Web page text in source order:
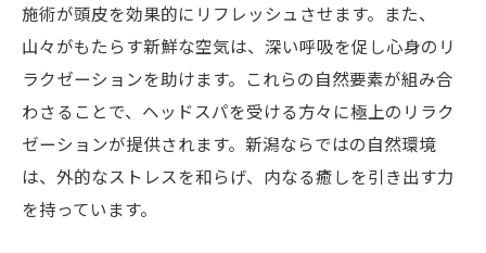
温泉水がもたらすリラクゼーション効果
新潟の温泉水が頭皮に与える恩恵
地元ハーブが香る新潟の贅沢なヘッドスパ
地元産ハーブで感じる香りの癒し
オーガニックハーブによる特別なトリート
メント
施術が頭皮を効果的にリフレッシュさせます。また、
山々がもたらす新鮮な空気は、深い呼吸を促し心身のリ
ラクゼーションを助けます。これらの自然要素が組み合
わさることで、ヘッドスパを受ける方々に極上のリラク
ゼーションが提供されます。新潟ならではの自然環境
は、外的なストレスを和らげ、内なる癒しを引き出す力
を持っています。